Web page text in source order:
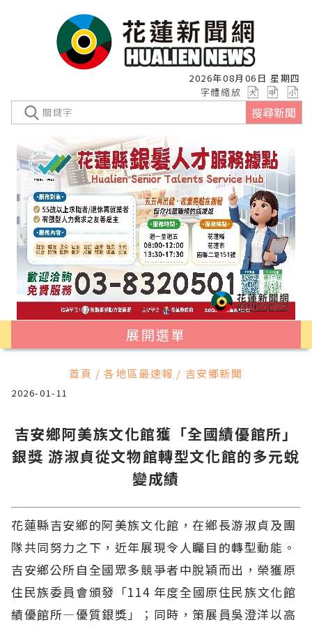
2026年08月06日 星期四
字體縮放
搜尋新聞
展開選單
首頁 / 各地區最速報 / 吉安鄉新聞
2026-01-11
吉安鄉阿美族文化館獲「全國績優館所」
銀獎 游淑貞從文物館轉型文化館的多元蛻
變成績
花蓮縣吉安鄉的阿美族文化館，在鄉長游淑貞及團
隊共同努力之下，近年展現令人矚目的轉型動能。
吉安鄉公所自全國眾多競爭者中脫穎而出，榮獲原
住民族委員會頒發「114 年度全國原住民族文化館
績優館所—優質銀獎」；同時，策展員吳澄洋以高